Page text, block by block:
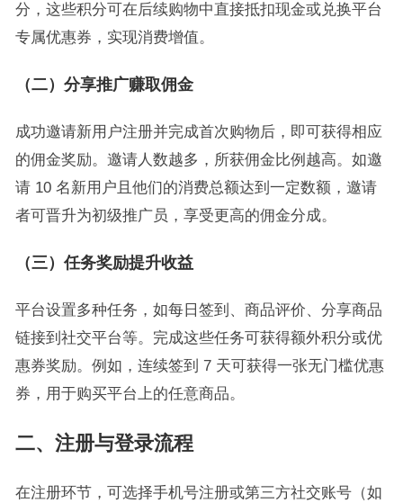
分，这些积分可在后续购物中直接抵扣现金或兑换平台
专属优惠券，实现消费增值。
（二）分享推广赚取佣金
成功邀请新用户注册并完成首次购物后，即可获得相应
的佣金奖励。邀请人数越多，所获佣金比例越高。如邀
请 10 名新用户且他们的消费总额达到一定数额，邀请
者可晋升为初级推广员，享受更高的佣金分成。
（三）任务奖励提升收益
平台设置多种任务，如每日签到、商品评价、分享商品
链接到社交平台等。完成这些任务可获得额外积分或优
惠券奖励。例如，连续签到 7 天可获得一张无门槛优惠
券，用于购买平台上的任意商品。
二、注册与登录流程
在注册环节，可选择手机号注册或第三方社交账号（如